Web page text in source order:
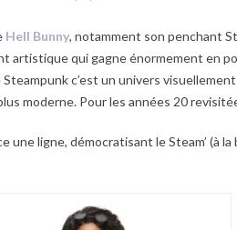
Hell Bunny, notamment son penchant
artistique qui gagne énormement en
c’est un univers
moderne. Pour les années 20
une ligne, démocratisant le Steam’ (à